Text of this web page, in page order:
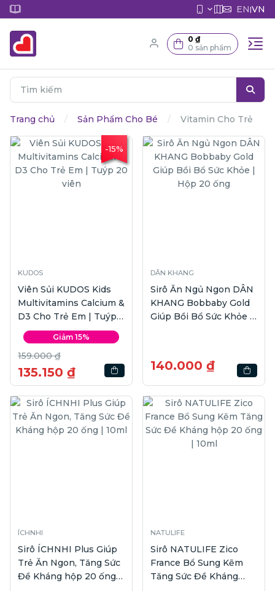
EN|VN
0 ₫
0 sản phẩm
Trang chủ Sản Phẩm Cho Bé Vitamin Cho Trẻ
-15%
KUDOS
Viên Sủi KUDOS Kids
Multivitamins Calcium &
D3 Cho Trẻ Em | Tuýp
20 viên
Giảm 15%
159.000 ₫
135.150 ₫
DÂN KHANG
Sirô Ăn Ngủ Ngon DÂN
KHANG Bobbaby Gold
Giúp Bồi Bổ Sức Khỏe |
140.000 ₫
ÍCHNHI
Sirô ÍCHNHI Plus Giúp
Trẻ Ăn Ngon, Tăng Sức
Đề Kháng hộp 20 ống |
NATULIFE
Sirô NATULIFE Zico
France Bổ Sung Kẽm
Tăng Sức Đề Kháng